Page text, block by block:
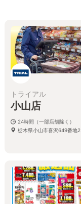
トライアル
小山店
24時間（一部店舗除く）
栃木県小山市喜沢649番地2